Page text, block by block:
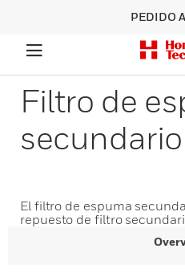
PEDIDO
Filtro de
El filtro de espuma
repuesto de filtro